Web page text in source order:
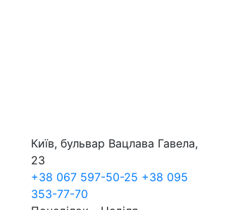
Київ, бульвар Вацлава Гавела,
23
+38 067 597-50-25 +38 095
353-77-70